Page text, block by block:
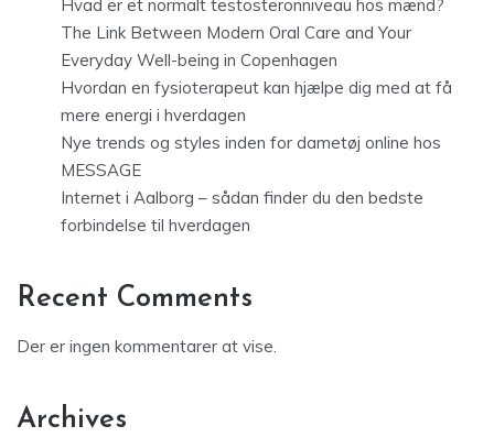
Hvad er et normalt testosteronniveau hos mænd?
The Link Between Modern Oral Care and Your
Everyday Well-being in Copenhagen
Hvordan en fysioterapeut kan hjælpe dig med at få
mere energi i hverdagen
Nye trends og styles inden for dametøj online hos
MESSAGE
Internet i Aalborg – sådan finder du den bedste
forbindelse til hverdagen
Recent Comments
Der er ingen kommentarer at vise.
Archives